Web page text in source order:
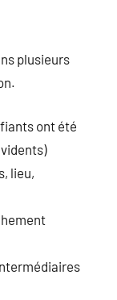
plusieurs
ont été
lieu,